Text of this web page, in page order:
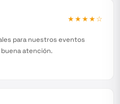
★★★★☆
para nuestros eventos
atención.